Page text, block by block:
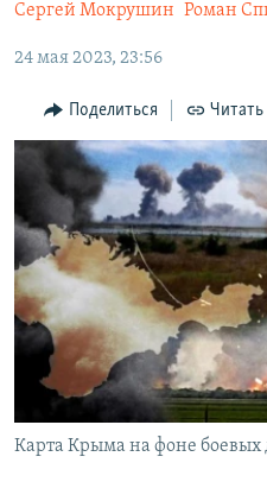
ВернутсяИНТЕРАКТИВ
ИНФОГРАФИКА
ТЕЛЕПРОЕКТ КРЫМ.РЕАЛИИ
СОВЕТЫ ПРАВОЗАЩИТНИКОВ
ПРОПАВШИЕ БЕЗ ВЕСТИ
ПОБЕДИТЕЛЕЙ НЕ СУДЯТ?
КРЫМ.НЕПОКОРЕННЫЙ
ELIFBE
УКРАИНСКАЯ ПРОБЛЕМА КРЫМА
РАДІО СВОБОДА
КАК ОБОЙТИ БЛОКИРОВКУ
Qırımtatar
ПРИСОЕДИНЯЙТЕСЬ!
Все сайты RFE/RL
Сергей Мокрушин Роман
24 мая 2023, 23:56
Поделиться Читать
Карта Крыма на фоне боевых